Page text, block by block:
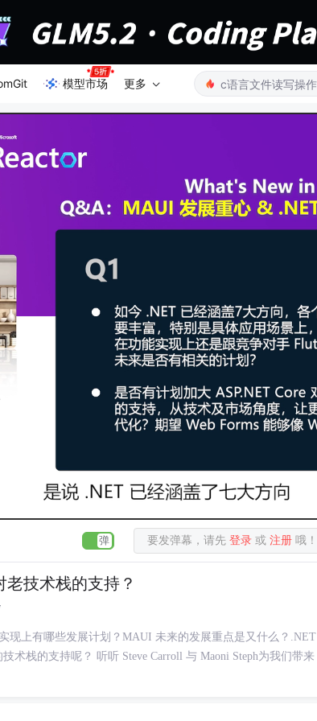
模型市场 更多
要发弹幕，请先登录 或注册 哦！
技术栈的支持？
现上有哪些发展计划？MAUI 未来的发展重点是又什么？.NET
术栈的支持呢？ 听听 Steve Carroll 与 Maoni Steph为我们带来